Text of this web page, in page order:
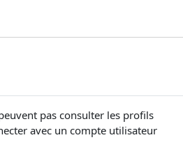
pas consulter les profils
avec un compte utilisateur